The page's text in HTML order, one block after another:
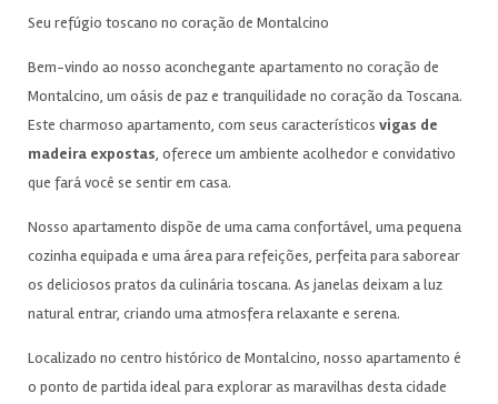
Seu refúgio toscano no coração de Montalcino
Bem-vindo ao nosso aconchegante apartamento no coração de
Montalcino, um oásis de paz e tranquilidade no coração da Toscana.
Este charmoso apartamento, com seus característicos vigas de
madeira expostas, oferece um ambiente acolhedor e convidativo
que fará você se sentir em casa.
Nosso apartamento dispõe de uma cama confortável, uma pequena
cozinha equipada e uma área para refeições, perfeita para saborear
os deliciosos pratos da culinária toscana. As janelas deixam a luz
natural entrar, criando uma atmosfera relaxante e serena.
Localizado no centro histórico de Montalcino, nosso apartamento é
o ponto de partida ideal para explorar as maravilhas desta cidade